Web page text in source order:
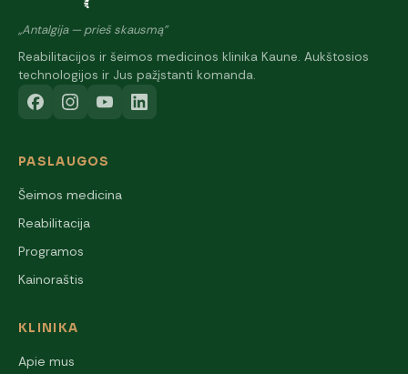
„Antalgija — prieš skausmą"
Reabilitacijos ir šeimos medicinos klinika Kaune. Aukštosios
technologijos ir Jus pažįstanti komanda.
PASLAUGOS
Šeimos medicina
Reabilitacija
Programos
Kainoraštis
KLINIKA
Apie mus